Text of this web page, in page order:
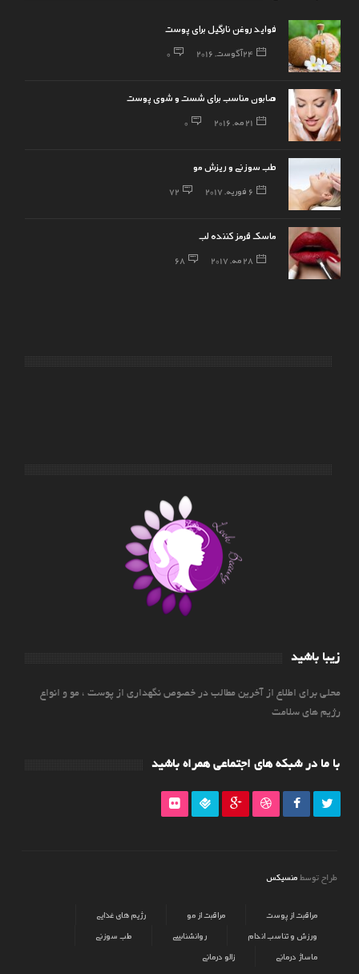
فواید روغن نارگیل برای پوست
24 آگوست, 2016 0
صابون مناسب برای شست و شوی پوست
21 مه, 2016 0
طب سوزنی و ریزش مو
6 فوریه, 2017 72
ماسک قرمز کننده لب
28 مه, 2017 68
زیبا باشید
محلی برای اطلاع از آخرین مطالب در خصوص نگهداری از پوست ، مو و انواع
رژیم های سلامت
با ما در شبکه های اجتماعی همراه باشید
طراح توسط منسیکس
مراقبت از پوست مراقبت از مو
رژیم های غذایی
ورزش و تناسب اندام
روانشناسی
طب سوزنی
ماساژ درمانی
زالو درمانی